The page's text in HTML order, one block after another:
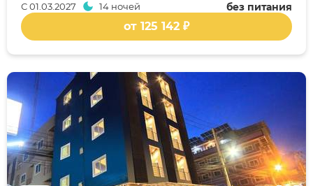
без питания
С01.03.2027 14 ночей
от 125 142 ₽